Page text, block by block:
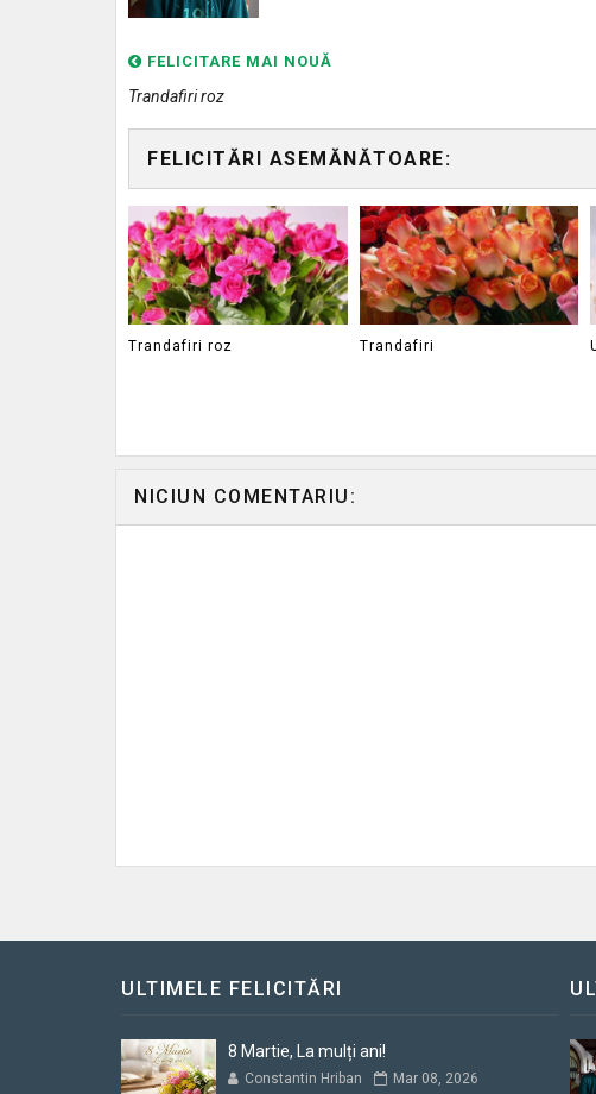
FELICITARE MAI NOUĂ
Trandafiri roz
FELICITĂRI ASEMĂNĂTOARE:
Trandafiri roz Trandafiri
NICIUN COMENTARIU:
ULTIMELE FELICITĂRI
8 Martie, La mulți ani!
Constantin Hriban Mar 08, 2026